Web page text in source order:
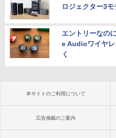
ロジェクター3
エントリーなの
e Audioワイヤレ
く
本サイトのご利用について
広告掲載のご案内